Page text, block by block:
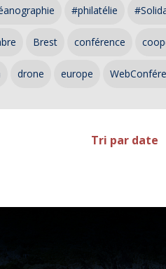
#philatélie
Brest conférence
drone europe
Tri par date